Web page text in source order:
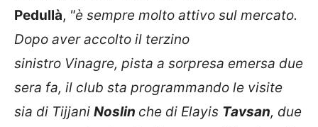
Pedullà, "è sempre molto attivo sul mercato.
Dopo aver accolto il terzino
sinistro Vinagre, pista a sorpresa emersa due
sera fa, il club sta programmando le visite
sia di Tijjani Noslin che di Elayis Tavsan, due